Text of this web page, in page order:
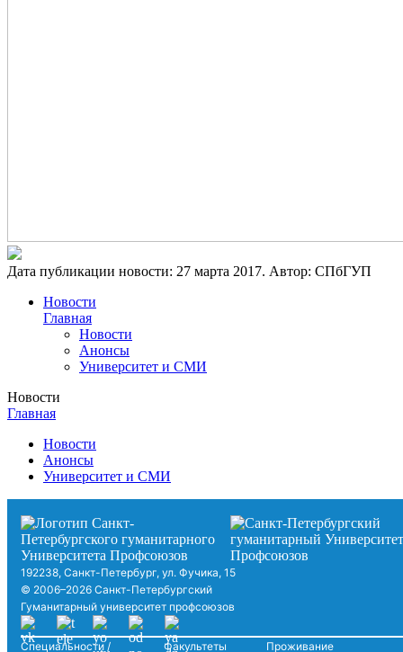
Дата публикации новости: 27 марта 2017. Автор: СПбГУП
Новости
Главная
Новости
Анонсы
Университет и СМИ
Новости
Главная
Новости
Анонсы
Университет и СМИ
192238, Санкт-Петербург, ул. Фучика, 15
© 2006–2026 Санкт-Петербургский
Гуманитарный университет профсоюзов
Специальности / Факультеты Проживание